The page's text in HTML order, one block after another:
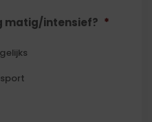
matig/intensief? *